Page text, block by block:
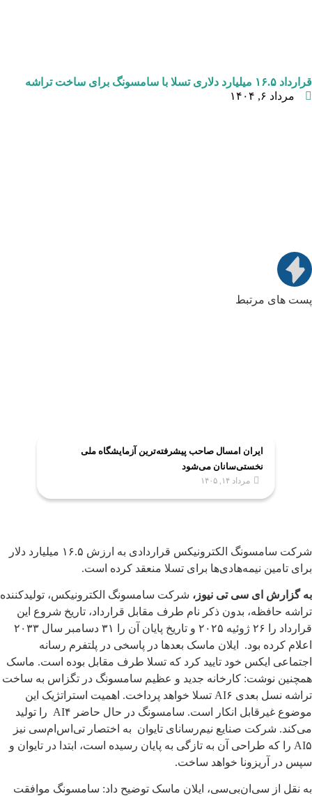
قرارداد ۱۶.۵ میلیارد دلاری تسلا با سامسونگ برای ساخت تراشه
مرداد ۶, ۱۴۰۴
پست های مرتبط
ایران امسال صاحب پیشرفته‌ترین آزمایشگاه ملی
نخستی‌سانان می‌شود
مرداد ۱۴, ۱۴۰۵
شرکت سامسونگ الکترونیکس قراردادی به ارزش ۱۶.۵ میلیارد دلار
برای تامین نیمه‌هادی‌ها برای تسلا منعقد کرده است.
به گزارش ای سی تی نیوز، شرکت سامسونگ الکترونیکس، تولیدکننده
تراشه حافظه، بدون ذکر نام طرف مقابل قرارداد، تاریخ شروع این
قرارداد را ۲۶ ژوئیه ۲۰۲۵ و تاریخ پایان آن را ۳۱ دسامبر سال ۲۰۳۳
اعلام کرده بود. ایلان ماسک بعدها در پاسخی در پلتفرم رسانه
اجتماعی ایکس خود تایید کرد که تسلا طرف مقابل بوده است. ماسک
همچنین نوشت: کارخانه جدید و عظیم سامسونگ در تگزاس به ساخت
تراشه نسل بعدی AI۶ تسلا خواهد پرداخت. اهمیت استراتژیک این
موضوع غیرقابل انکار است. سامسونگ در حال حاضر AI۴ را تولید
می‌کند. شرکت صنایع نیم‌رسانای تایوان به اختصار تی‌اس‌ام‌سی نیز
AI۵ را که طراحی آن به تازگی به پایان رسیده است، ابتدا در تایوان و
سپس در آریزونا خواهد ساخت.
به نقل از سی‌ان‌بی‌سی، ایلان ماسک توضیح داد: سامسونگ موافقت